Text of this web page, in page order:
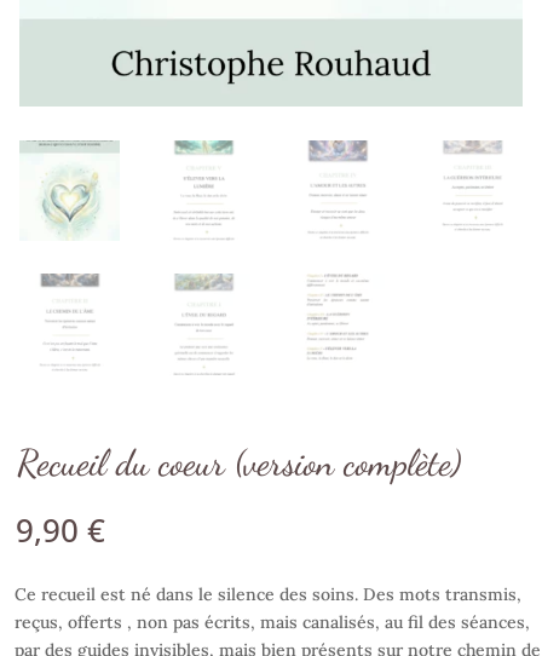
Recueil du coeur (version complète)
9,90 €
Ce recueil est né dans le silence des soins. Des mots transmis,
reçus, offerts , non pas écrits, mais canalisés, au fil des séances,
par des guides invisibles, mais bien présents sur notre chemin de